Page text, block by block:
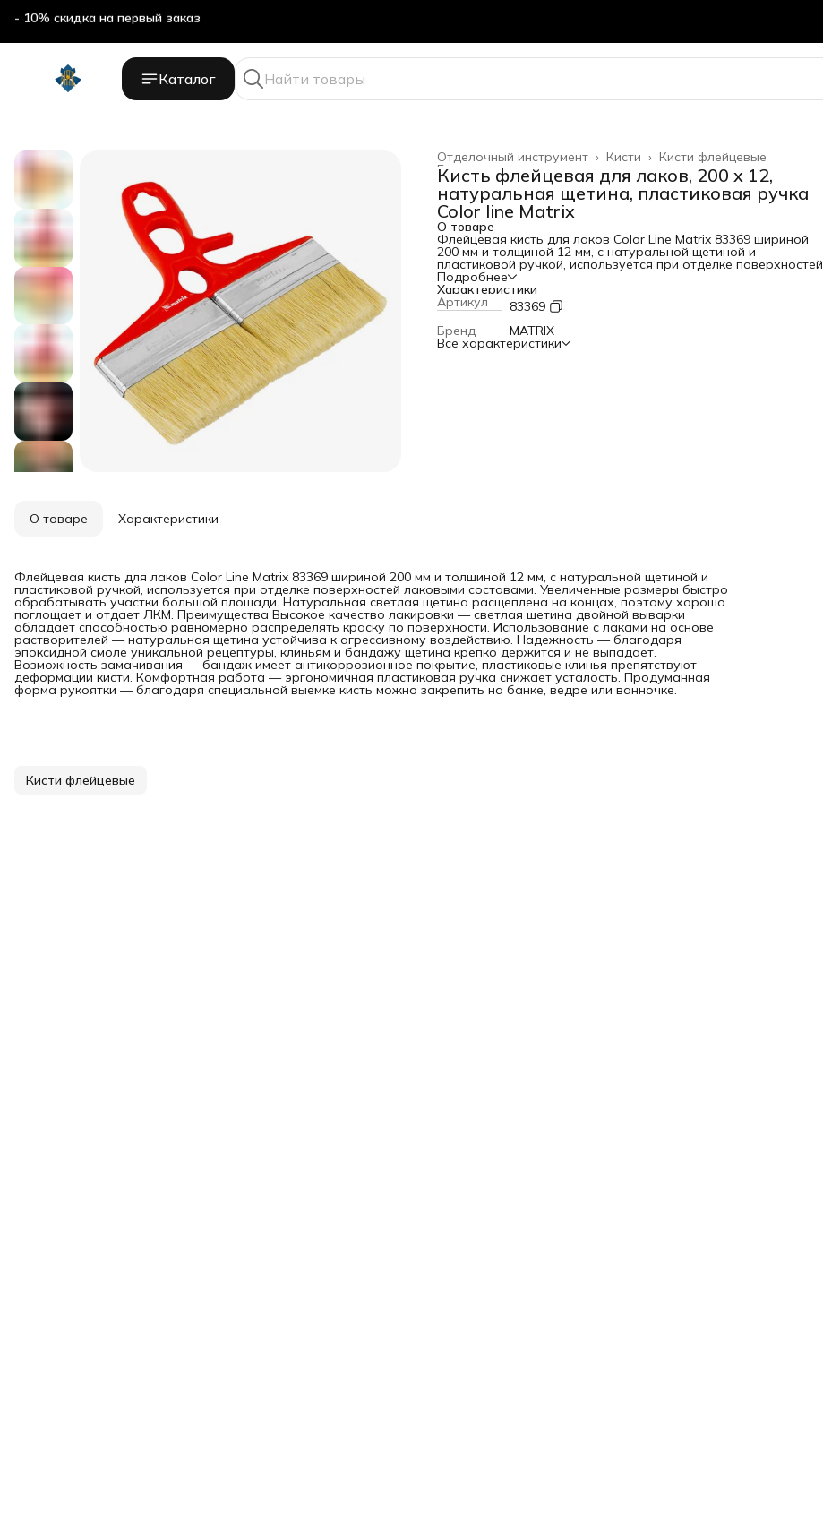
- 10% скидка на первый заказ
Каталог
Кисти флейцевые
Кисти ›
Отделочный инструмент ›
Главная
Кисть флейцевая для лаков, 200 x 12,
натуральная щетина, пластиковая ручка
Color line Matrix
О товаре
Флейцевая кисть для лаков Color Line Matrix 83369 шириной
200 мм и толщиной 12 мм, с натуральной щетиной и
пластиковой ручкой, используется при отделке поверхностей
лаковыми составами. Увеличенные размеры быстро
обрабатывать участки большой площади. Натуральная
светлая щетина расщеплена на концах, поэтому хорошо
поглощает и отдает ЛКМ. Преимущества Высокое качество
лакировки — светлая щетина двойной выварки обладает
способностью равномерно распределять краску по
поверхности. Использование с лаками на основе
Подробнее
Характеристики
Артикул
83369
Бренд
MATRIX
Все характеристики
О товаре Характеристики
Флейцевая кисть для лаков Color Line Matrix 83369 шириной 200 мм и толщиной 12 мм, с натуральной щетиной и
пластиковой ручкой, используется при отделке поверхностей лаковыми составами. Увеличенные размеры быстро
обрабатывать участки большой площади. Натуральная светлая щетина расщеплена на концах, поэтому хорошо
поглощает и отдает ЛКМ. Преимущества Высокое качество лакировки — светлая щетина двойной выварки
обладает способностью равномерно распределять краску по поверхности. Использование с лаками на основе
растворителей — натуральная щетина устойчива к агрессивному воздействию. Надежность — благодаря
эпоксидной смоле уникальной рецептуры, клиньям и бандажу щетина крепко держится и не выпадает.
Возможность замачивания — бандаж имеет антикоррозионное покрытие, пластиковые клинья препятствуют
деформации кисти. Комфортная работа — эргономичная пластиковая ручка снижает усталость. Продуманная
форма рукоятки — благодаря специальной выемке кисть можно закрепить на банке, ведре или ванночке.
Кисти флейцевые